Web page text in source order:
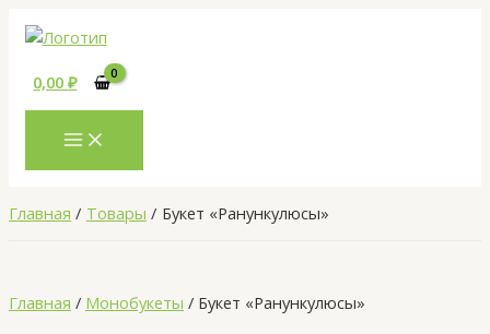
содержимому
0,00₽
Главная Товары Букет «Ранункулюсы»
Главная / Монобукеты / Букет «Ранункулюсы»
товара
«Ранункулюсы»